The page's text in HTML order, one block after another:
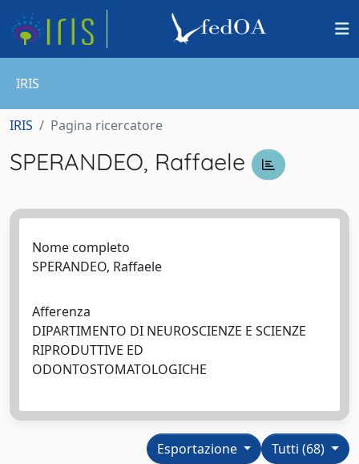
IRIS
IRIS Pagina ricercatore
SPERANDEO, Raffaele
Nome completo
SPERANDEO, Raffaele
Afferenza
DIPARTIMENTO DI NEUROSCIENZE E SCIENZE
RIPRODUTTIVE ED
ODONTOSTOMATOLOGICHE
Tutti (68)
Esportazione